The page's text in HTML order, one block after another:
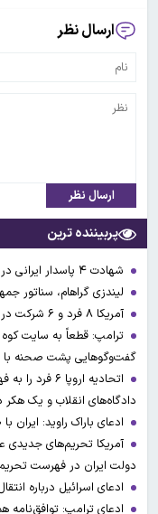
ارسال نظر
ارسال نظر
پربیننده ترین
شهادت ۴ پاسدار ایرانی در حمله دیشب آمریکت و عربستان به عراق
لیندزی گراهام، سناتور
آمریکا ۸ فرد و ۶ شرکت در ارتباط با دولت ایران را تحریم کرد
ترامپ: قطعاً به سایت
گفت‌وگوهایی پشت صحنه با
اتحادیه
دادگاه‌های انقلاب و یک
ادعای باراک راوید:
دولت ایران در فهرست
ادعای اسرائیل درباره
ادعای ترامپ: توافق‌نامه